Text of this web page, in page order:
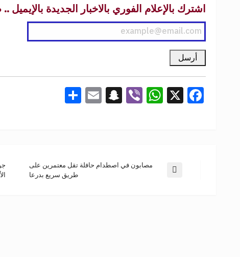
اشترك بالإعلام الفوري بالاخبار الجديدة
Facebook
X
WhatsApp
Viber
Snapchat
Email
مصابون في اصطدام حافلة تقل معتمرين على
طريق سريع بدرعا